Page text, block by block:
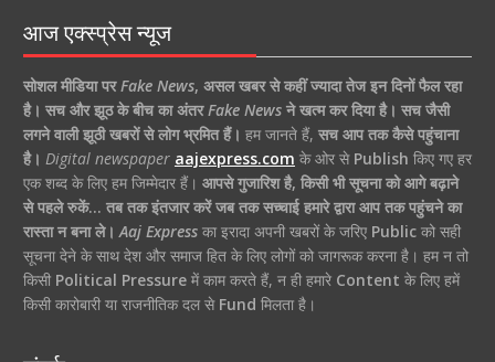
आज एक्स्प्रेस न्यूज
सोशल मीडिया पर Fake News, असल खबर से कहीं ज्यादा तेज इन दिनों फैल रहा
है। सच और झूठ के बीच का अंतर Fake Newsने खत्म कर दिया है। सच जैसी
लगने वाली झूठी खबरों से लोग भ्रमित हैं। हम जानते हैं, सच आप तक कैसे पहुंचाना
है। Digital newspaper aajexpress.com के ओर से Publish किए गए हर
एक शब्द के लिए हम जिम्मेदार हैं। आपसे गुजारिश है, किसी भी सूचना को आगे बढ़ाने
से पहले रुकें… तब तक इंतजार करें जब तक सच्चाई हमारे द्वारा आप तक पहुंचने का
रास्ता न बना ले। Aaj Expressका इरादा अपनी खबरों के जरिए Publicको सही
सूचना देने के साथ देश और समाज हित के लिए लोगों को जागरूक करना है। हम न तो
किसी Political Pressureमें काम करते हैं, न ही हमारे Content के लिए हमें
किसी कारोबारी या राजनीतिक दल से Fund मिलता है।